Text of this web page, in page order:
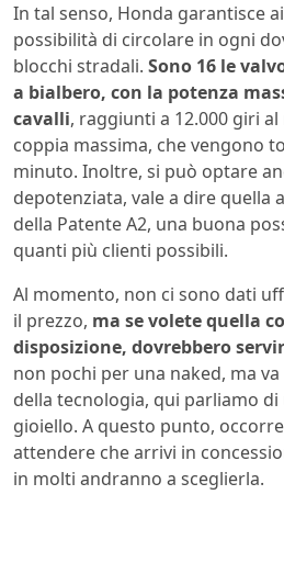
In tal senso, Honda garantisce
possibilità di circolare in ogni
blocchi stradali. Sono 16 le
a bialbero, con la potenza
cavalli, raggiunti a 12.000 giri
coppia massima, che vengono
minuto. Inoltre, si può optare
depotenziata, vale a dire quella
della Patente A2, una buona
quanti più clienti possibili.
Al momento, non ci sono dati
il prezzo, ma se volete quella
disposizione, dovrebbero
non pochi per una naked, ma
della tecnologia, qui parliamo
gioiello. A questo punto,
attendere che arrivi in
in molti andranno a sceglierla.